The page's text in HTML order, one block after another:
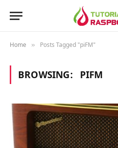
Home » Posts Tagged "piFM"
BROWSING: PIFM